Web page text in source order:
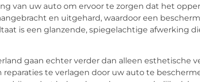
van uw auto om ervoor te zorgen dat het
en uitgehard, waardoor een
is een glanzende, spiegelachtige afwerking
gaan echter verder dan alleen esthetische
te verlagen door uw auto te